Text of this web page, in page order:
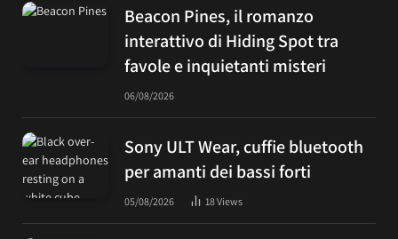
Beacon Pines, il romanzo
interattivo di Hiding Spot tra
favole e inquietanti misteri
06/08/2026
Sony ULT Wear, cuffie bluetooth
per amanti dei bassi forti
05/08/2026 18Views